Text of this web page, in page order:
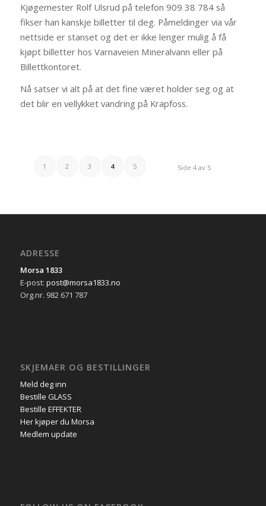
Kjøgemester Rolf Ulsrud på telefon 909 38 784 så
fikser han kanskje billetter til deg. Påmeldinger via vår
nettside er stanset og det er ikke lenger mulig å få
kjøpt billetter hos Varnaveien Mineralvann eller på
Billettkontoret.
Nå satser vi alt på at det fine været holder seg og at
det blir en vellykket vandring på Krapfoss.
Side 4 av 5
1 2 3 4 5
ADRESSE
Morsa 1833
E-post: post@morsa1833.no
Org.nr. 982 671 787
SKJEMAER OG BESTILLINGER
Meld deg inn
Bestille GLASS
Bestille EFFEKTER
Her kjøper du Morsa
Medlem update